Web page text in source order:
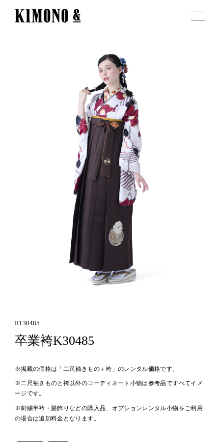
ID 30485
卒業袴K30485
※掲載の価格は「二尺袖きもの＋袴」のレンタル価格です。
※二尺袖きものと袴以外のコーディネート小物は参考品ですべてイメ
ージです。
※刺繍半衿・髪飾りなどの購入品、オプションレンタル小物をご利用
の場合は追加料金となります。